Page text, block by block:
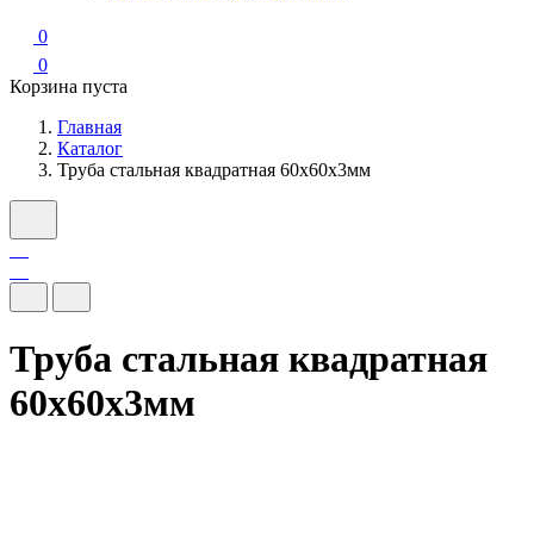
0
0
Корзина пуста
Главная
Каталог
Труба стальная квадратная 60х60х3мм
Труба стальная квадратная
60х60х3мм